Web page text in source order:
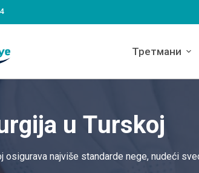
Третмани
u Turskoj
osigurava najviše standarde nege, nudeći